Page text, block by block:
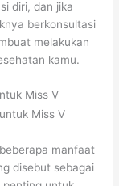
diri, dan jika
berkonsultasi
melakukan
kamu.
Miss V
manfaat
disebut sebagai